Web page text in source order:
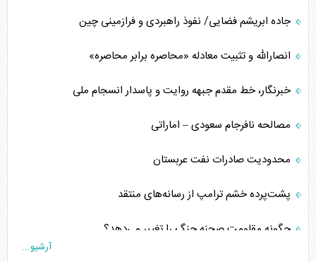
جاده ابریشم فضایی/ نفوذ راهبردی و فرازمینی چین
انصارالله و تثبیت معادله «محاصره برابر محاصره»
خبرنگار، خط مقدم جبهه روایت و پاسدار انسجام ملی
مصالحه نافرجام سعودی – اماراتی
محدودیت صادرات نفت عربستان
پشت‌پرده خشم ترامپ از رسانه‌های منتقد
چگونه مقاومت صحنه جنگ را تغییر می‌دهد؟
آرشیو...